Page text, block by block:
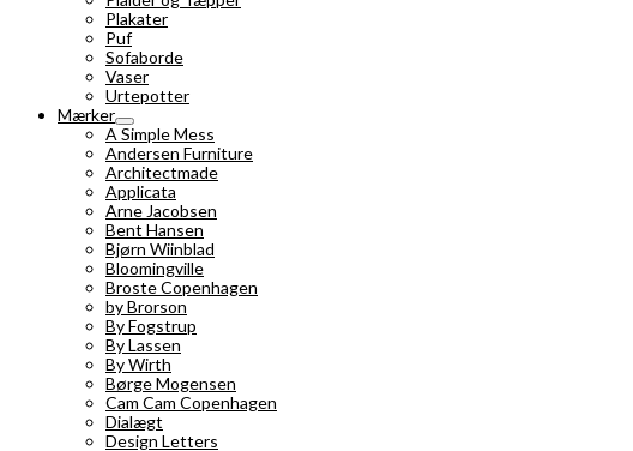
Plakater
Puf
Sofaborde
Vaser
Urtepotter
Mærker
A Simple Mess
Andersen Furniture
Architectmade
Applicata
Arne Jacobsen
Bent Hansen
Bjørn Wiinblad
Bloomingville
Broste Copenhagen
by Brorson
By Fogstrup
By Lassen
By Wirth
Børge Mogensen
Cam Cam Copenhagen
Dialægt
Design Letters